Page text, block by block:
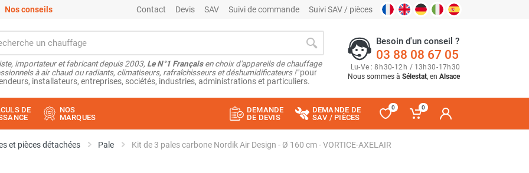
Nos conseils Contact Devis SAV Suivi de commande Suivi SAV / pièces
importateur et fabricant depuis 2003, Le N°1 Françaisen choix d'appareils de chauffage
à air chaud ou radiants, climatiseurs, rafraîchisseurs et déshumidificateurs !"pour
installateurs, entreprises, sociétés, industries, administrations et particuliers.
Besoin d'un conseil ?
03 88 08 67 05
Lu-Ve : 8h30-12h / 13h30-17h30
Nous sommes à Sélestat, en Alsace
DE
NOS
MARQUES
DEMANDE
DE DEVIS
DEMANDE DE
SAV / PIÈCES
0 0
et pièces détachées Pale Kit de 3 pales carbone Nordik Air Design - Ø 160 cm - VORTICE-AXELAIR